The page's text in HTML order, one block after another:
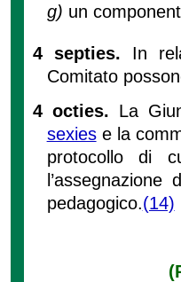
g) un
4 septies. In
Comitato
4 octies. La
sexiese la
protocollo di
pedagogico.(14)